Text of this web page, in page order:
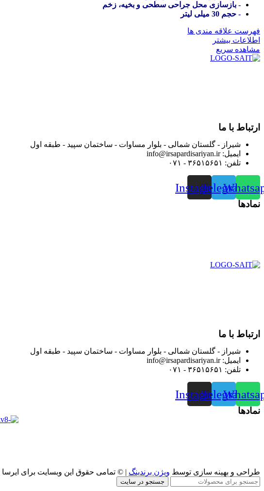
- بازسازی محل جراحی سطحی و بخیه، زخم
- حجم 30 میلی لیتر
فهرست علاقه مندی ها
اطلاعات بیشتر
مشاهده سریع
ارتباط با ما
شیراز - گلستان شمالی - بلوار مساوات - ساختمان سپید - طبقه اول
ایمیل: info@irsapardisariyan.ir
تلفن: ۳۶۵۱۵۶۵۱ - ۰۷۱
Telegram
Instagram
نمادها
ارتباط با ما
شیراز - گلستان شمالی - بلوار مساوات - ساختمان سپید - طبقه اول
ایمیل: info@irsapardisariyan.ir
تلفن: ۳۶۵۱۵۶۵۱ - ۰۷۱
Telegram
Instagram
نمادها
طراحی و بهینه سازی توسط ویژن برندینگ | © تمامی حقوق این وبسایت برای
جستجو در سایت